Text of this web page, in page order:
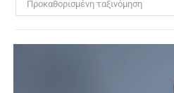
Προκαθορισμένη ταξινόμηση